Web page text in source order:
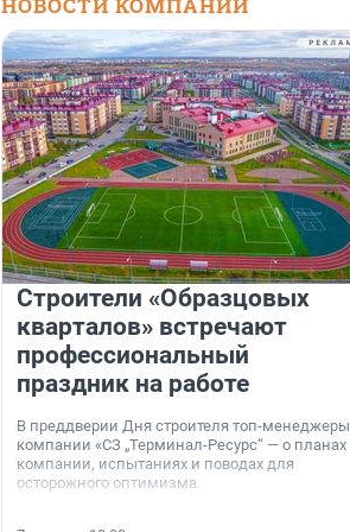
НОВОСТИ КОМПАНИЙ
Строители «Образцовых
кварталов» встречают
профессиональный
праздник на работе
В преддверии Дня строителя топ-менеджеры
компании «СЗ „Терминал-Ресурс“ — о планах
компании, испытаниях и поводах для
осторожного оптимизма.